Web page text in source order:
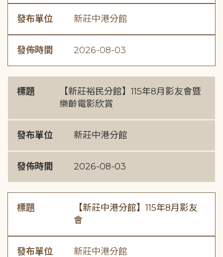
發布單位 新莊中港分館
發佈時間 2026-08-03
標題
【新莊裕民分館】115年8月影友會暨
樂齡電影欣賞
發布單位 新莊中港分館
發佈時間 2026-08-03
標題
【新莊中港分館】115年8月影友
會
發布單位 新莊中港分館